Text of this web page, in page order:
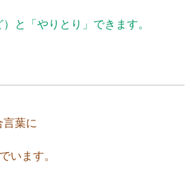
と「やりとり」できます。
言葉に
います。